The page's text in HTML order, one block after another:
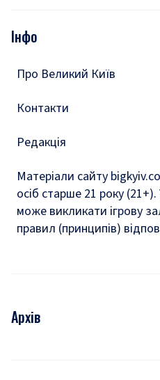
Подкасти
Тести
Інфо
Про Великий Київ
Контакти
Редакція
Матеріали сайту
осіб старше 21 року (21+).
може викликати ігрову
правил (принципів)
Архів